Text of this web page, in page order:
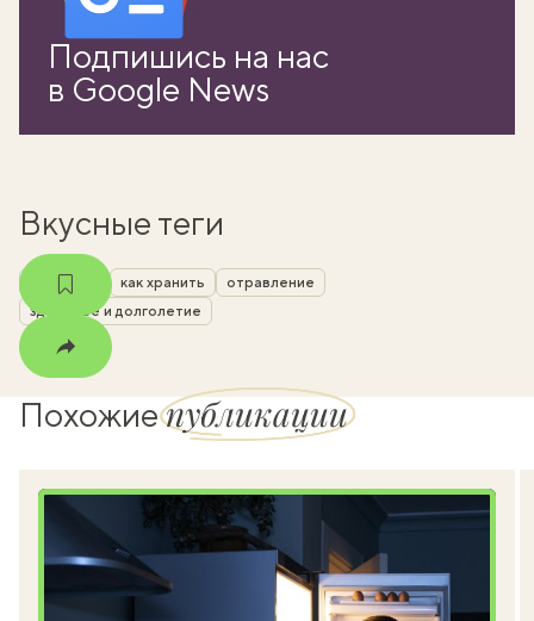
Подпишись на нас
в Google News
Вкусные теги
хранение как хранить
отравление
здоровье и долголетие
Похожиепубликации